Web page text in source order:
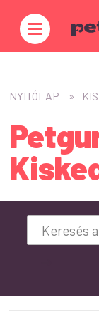
NYITÓLAP